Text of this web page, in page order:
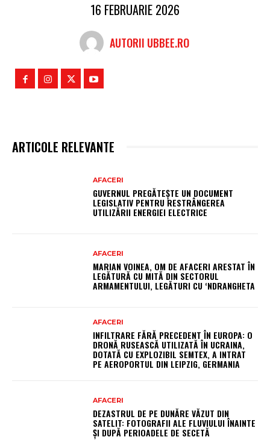
16 FEBRUARIE 2026
AUTORII UBBEE.RO
ARTICOLE RELEVANTE
AFACERI
GUVERNUL PREGĂTEȘTE UN DOCUMENT
LEGISLATIV PENTRU RESTRÂNGEREA
UTILIZĂRII ENERGIEI ELECTRICE
AFACERI
MARIAN VOINEA, OM DE AFACERI ARESTAT ÎN
LEGĂTURĂ CU MITĂ DIN SECTORUL
ARMAMENTULUI, LEGĂTURI CU ‘NDRANGHETA
AFACERI
INFILTRARE FĂRĂ PRECEDENT ÎN EUROPA: O
DRONĂ RUSEASCĂ UTILIZATĂ ÎN UCRAINA,
DOTATĂ CU EXPLOZIBIL SEMTEX, A INTRAT
PE AEROPORTUL DIN LEIPZIG, GERMANIA
AFACERI
DEZASTRUL DE PE DUNĂRE VĂZUT DIN
SATELIT: FOTOGRAFII ALE FLUVIULUI ÎNAINTE
ȘI DUPĂ PERIOADELE DE SECETĂ